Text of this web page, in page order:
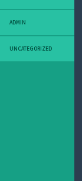
ADMIN
UNCATEGORIZED